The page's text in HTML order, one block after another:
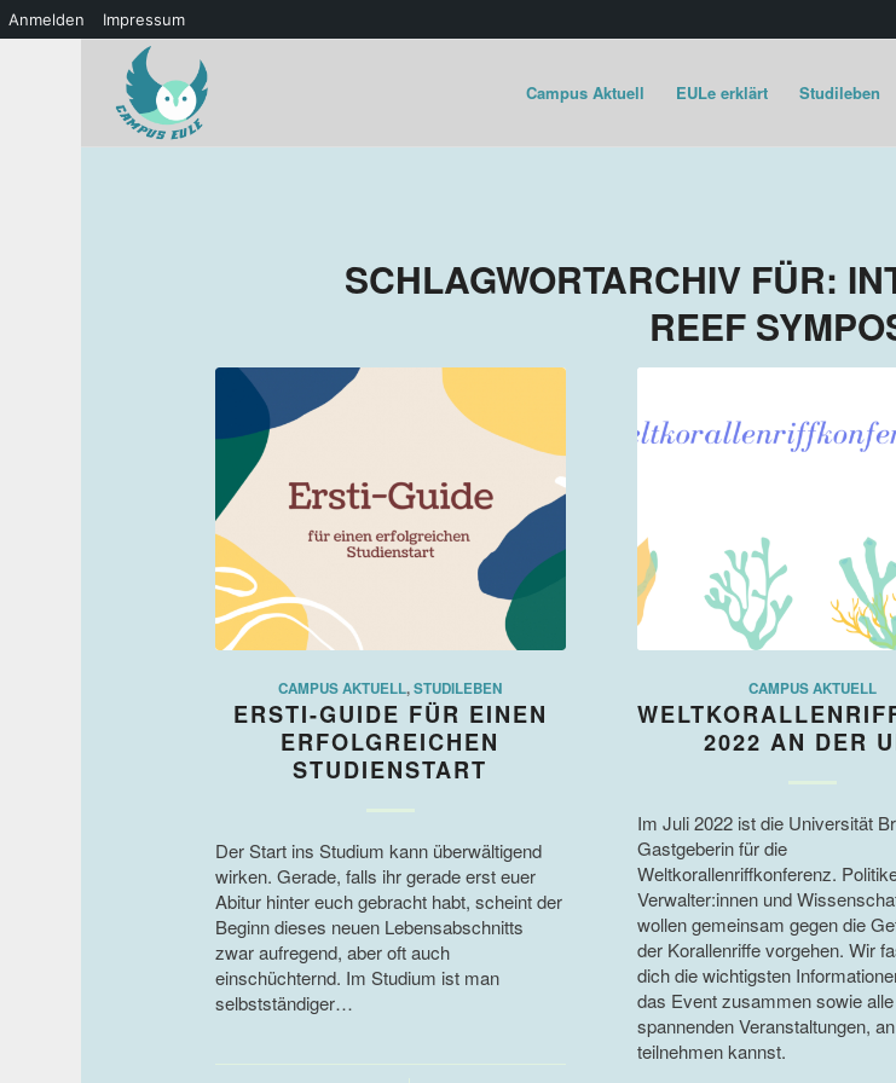
Anmelden Impressum
Campus Aktuell EULe erklärt Studileben
SCHLAGWORTARCHIV FÜR:
REEF
CAMPUS AKTUELL,STUDILEBEN
ERSTI-GUIDE FÜR EINEN
ERFOLGREICHEN
STUDIENSTART
Der Start ins Studium kann überwältigend
wirken. Gerade, falls ihr gerade erst euer
Abitur hinter euch gebracht habt, scheint der
Beginn dieses neuen Lebensabschnitts
zwar aufregend, aber oft auch
einschüchternd. Im Studium ist man
selbstständiger…
CAMPUS AKTUELL
2022 AN DER
Im Juli 2022 ist die Universität
Gastgeberin für die
Weltkorallenriffkonferenz.
Verwalter:innen und
wollen gemeinsam gegen die
der Korallenriffe vorgehen. Wir
dich die wichtigsten
das Event zusammen sowie alle
spannenden Veranstaltungen,
teilnehmen kannst.